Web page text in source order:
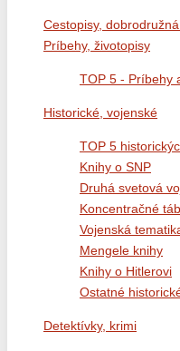
Cestopisy,
Príbehy, životopisy
TOP 5 - Príbehy
Historické, vojenské
TOP 5
Knihy o SNP
Druhá svetová
Koncentračné
Vojenská
Mengele knihy
Knihy o Hitlerovi
Ostatné
Detektívky, krimi